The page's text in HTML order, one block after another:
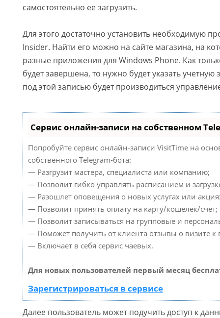
самостоятельно ее загрузить.
Для этого достаточно установить необходимую
Insider. Найти его можно на сайте магазина, на
разные приложения для Windows Phone. Как
будет завершена, то нужно будет указать
под этой записью будет производиться
Сервис онлайн-записи на собственном
Попробуйте сервис онлайн-записи VisitTime на
собственного Telegram-бота:
— Разгрузит мастера, специалиста или компанию;
— Позволит гибко управлять расписанием и
— Разошлет оповещения о новых услугах или
— Позволит принять оплату на карту/кошелек/счет;
— Позволит записываться на групповые и
— Поможет получить от клиента отзывы о визите к
— Включает в себя сервис чаевых.
Для новых пользователей первый месяц
Зарегистрироваться в сервисе
Далее пользователь может подучить доступ к